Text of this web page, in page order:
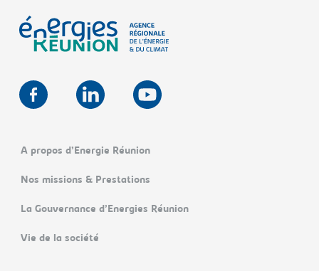
A propos d’Energie Réunion
Nos missions & Prestations
La Gouvernance d’Energies Réunion
Vie de la société